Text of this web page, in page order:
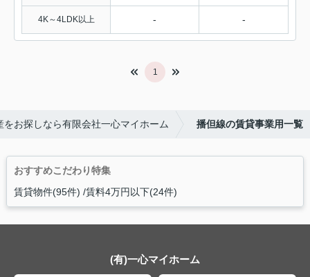
4K～4LDK以上 - -
1
お探しなら有限会社一心マイホーム 播但線の賃貸事業用一覧
おすすめこだわり特集
賃貸物件(95件) 賃料4万円以下(24件)
(有)一心マイホーム